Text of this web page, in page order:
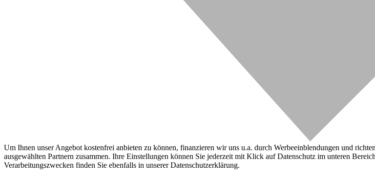
Um Ihnen unser Angebot kostenfrei anbieten zu können, finanzieren wir uns u.a. durch Werbeeinblendungen und
ausgewählten Partnern zusammen. Ihre Einstellungen können Sie jederzeit mit Klick auf Datenschutz im unteren
Verarbeitungszwecken finden Sie ebenfalls in unserer Datenschutzerklärung.